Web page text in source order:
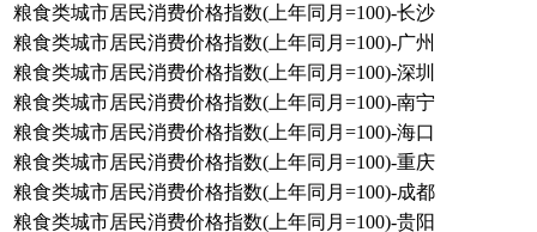
粮食类城市居民消费价格指数(上年同月=100)-长沙
粮食类城市居民消费价格指数(上年同月=100)-广州
粮食类城市居民消费价格指数(上年同月=100)-深圳
粮食类城市居民消费价格指数(上年同月=100)-南宁
粮食类城市居民消费价格指数(上年同月=100)-海口
粮食类城市居民消费价格指数(上年同月=100)-重庆
粮食类城市居民消费价格指数(上年同月=100)-成都
粮食类城市居民消费价格指数(上年同月=100)-贵阳